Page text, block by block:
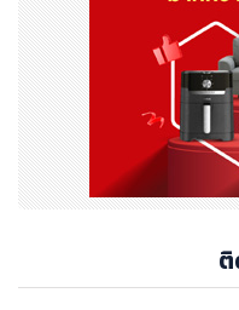
คำบรรยายภาพ - เริ่มม
กรวาลดิสนีย์ ณ พลาซ่า ฮ
ติ